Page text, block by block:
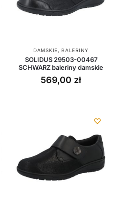
DAMSKIE,BALERINY
SOLIDUS 29503-00467
SCHWARZ baleriny damskie
569,00 zł